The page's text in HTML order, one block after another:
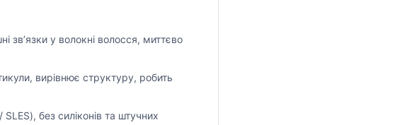
зв’язки у волокні волосся, миттєво
вирівнює структуру, робить
без силіконів та штучних